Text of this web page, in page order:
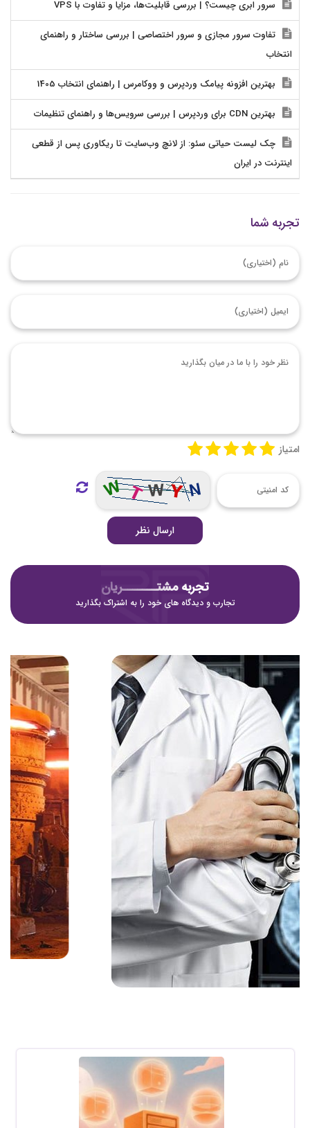
سرور ابری چیست؟ | بررسی قابلیت‌ها، مزایا و تفاوت با VPS
تفاوت سرور مجازی و سرور اختصاصی | بررسی ساختار و راهنمای
انتخاب
بهترین افزونه پیامک وردپرس و ووکامرس | راهنمای انتخاب 1405
بهترین CDN برای وردپرس | بررسی سرویس‌ها و راهنمای تنظیمات
چک لیست حیاتی سئو: از لانچ وب‌سایت تا ریکاوری پس از قطعی
اینترنت در ایران
تجربه شما
امتیاز
ارسال نظر
تجربه مشتـــــــریان
تجارب و دیدگاه های خود را به اشتراک بگذارید